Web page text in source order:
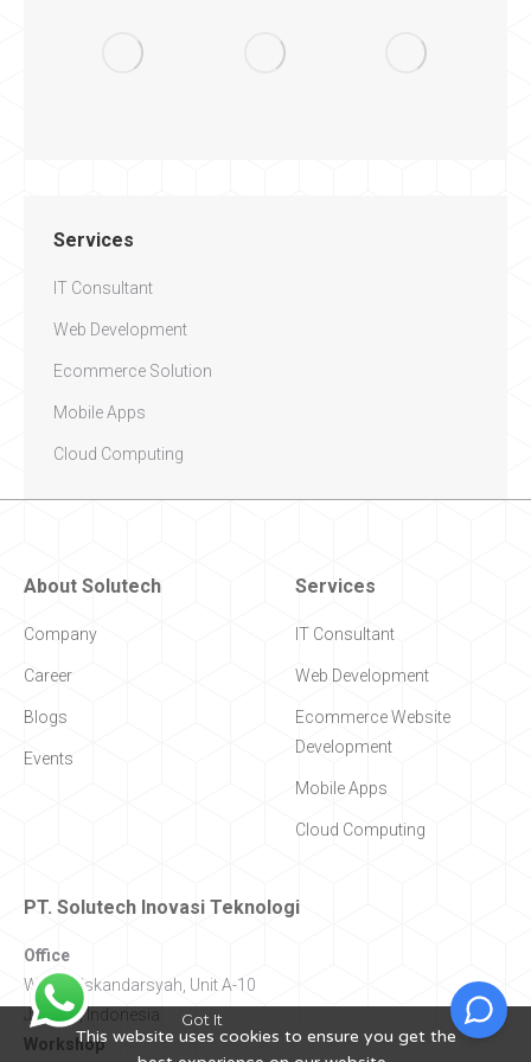
Services
IT Consultant
Web Development
Ecommerce Solution
Mobile Apps
Cloud Computing
About Solutech
Company
Career
Blogs
Events
Services
IT Consultant
Web Development
Ecommerce Website
Development
Mobile Apps
Cloud Computing
PT. Solutech Inovasi Teknologi
Office
Wisma Iskandarsyah, Unit A-10
Jakarta, Indonesia
Workshop
This website uses cookies to ensure you get the
best experience on our website.
Got It